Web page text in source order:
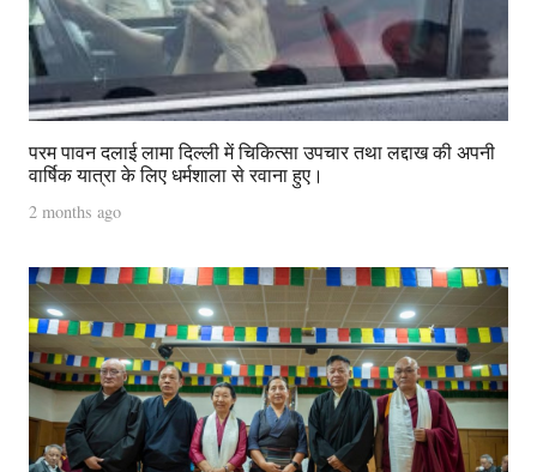
परम पावन दलाई लामा दिल्ली में चिकित्सा उपचार तथा लद्दाख की अपनी
वार्षिक यात्रा के लिए धर्मशाला से रवाना हुए।
2 months ago